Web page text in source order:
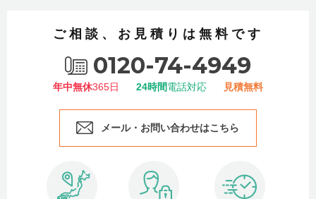
ご相談、お見積りは無料です
0120-74-4949
年中無休365日 24時間電話対応 見積無料
メール・お問い合わせはこちら